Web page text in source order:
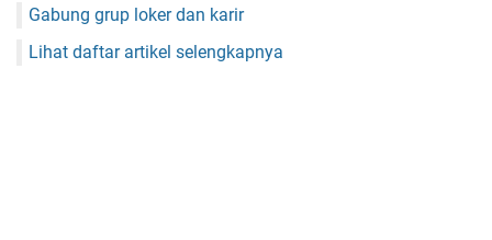
Gabung grup loker dan karir
Lihat daftar artikel selengkapnya